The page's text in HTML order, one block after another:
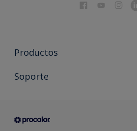
Productos
Todos los productos
Condiciones generales de venta
Soporte
Sobre Procolor